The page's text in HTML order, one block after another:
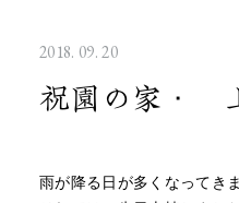
2018. 09. 20
祝園の家Ⅱ
雨が降る日が多くなってき